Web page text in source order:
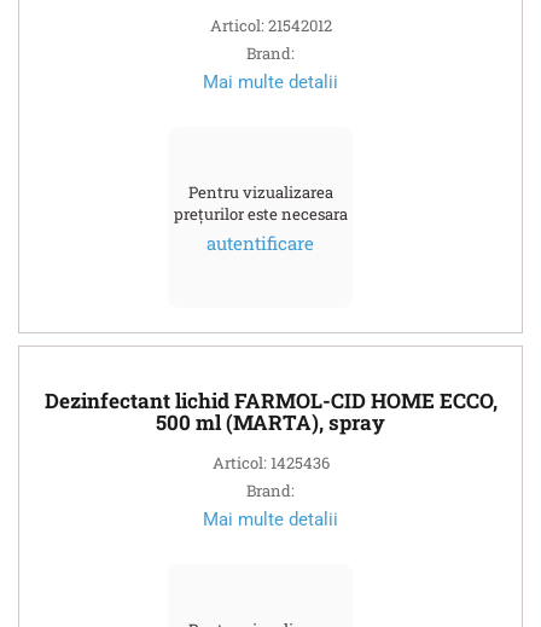
Articol: 21542012
Brand:
Mai multe detalii
Pentru vizualizarea
prețurilor este necesara
autentificare
Dezinfectant lichid FARMOL-CID HOME ECCO,
500 ml (MARTA), spray
Articol: 1425436
Brand:
Mai multe detalii